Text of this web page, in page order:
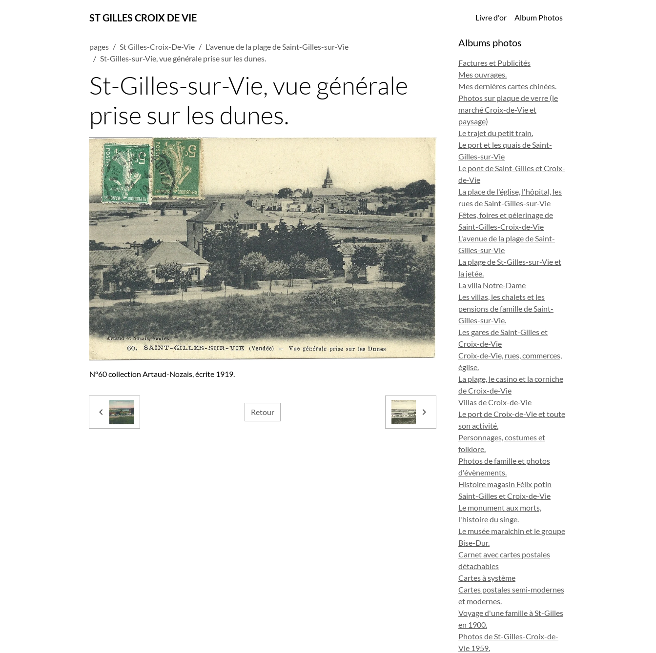
ST GILLES CROIX DE VIE Livre d'or Album Photos
pages St Gilles-Croix-De-Vie
L'avenue de la plage de Saint-Gilles-sur-Vie
St-Gilles-sur-Vie, vue générale prise sur les dunes.
St-Gilles-sur-Vie, vue générale
prise sur les dunes.
N°60 collection Artaud-Nozais, écrite 1919.
Retour
Albums photos
Factures et Publicités
Mes ouvrages.
Mes dernières cartes chinées.
Photos sur plaque de verre (le
marché Croix-de-Vie et
paysage)
Le trajet du petit train.
Le port et les quais de Saint-
Gilles-sur-Vie
Le pont de Saint-Gilles et Croix-
de-Vie
La place de l'église, l'hôpital, les
rues de Saint-Gilles-sur-Vie
Fêtes, foires et pélerinage de
Saint-Gilles-Croix-de-Vie
L'avenue de la plage de Saint-
Gilles-sur-Vie
La plage de St-Gilles-sur-Vie et
la jetée.
La villa Notre-Dame
Les villas, les chalets et les
pensions de famille de Saint-
Gilles-sur-Vie.
Les gares de Saint-Gilles et
Croix-de-Vie
Croix-de-Vie, rues, commerces,
église.
La plage, le casino et la corniche
de Croix-de-Vie
Villas de Croix-de-Vie
Le port de Croix-de-Vie et toute
son activité.
Personnages, costumes et
folklore.
Photos de famille et photos
d'évènements.
Histoire magasin Félix potin
Saint-Gilles et Croix-de-Vie
Le monument aux morts,
l'histoire du singe.
Le musée maraichin et le groupe
Bise-Dur.
Carnet avec cartes postales
détachables
Cartes à système
Cartes postales semi-modernes
et modernes.
Voyage d'une famille à St-Gilles
en 1900.
Photos de St-Gilles-Croix-de-
Vie 1959.